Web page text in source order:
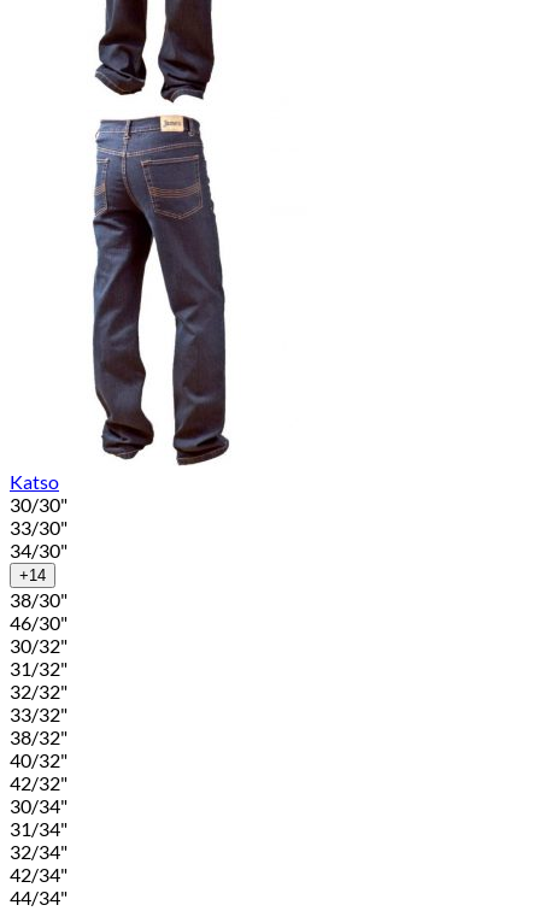
Katso
30/30"
33/30"
34/30"
+14
38/30"
46/30"
30/32"
31/32"
32/32"
33/32"
38/32"
40/32"
42/32"
30/34"
31/34"
32/34"
42/34"
44/34"